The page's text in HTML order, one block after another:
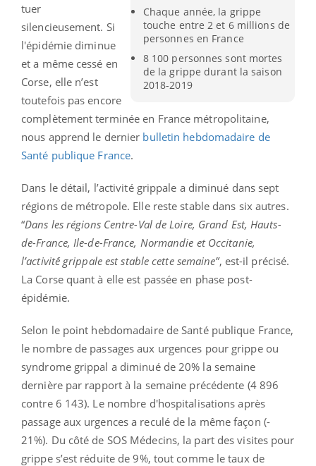
Chaque année, la grippe
touche entre 2 et 6 millions de
personnes en France
8 100 personnes sont mortes
de la grippe durant la saison
2018-2019
tuer
silencieusement. Si
l'épidémie diminue
et a même cessé en
Corse, elle n’est
toutefois pas encore
complètement terminée en France métropolitaine,
nous apprend le dernier bulletin hebdomadaire de
Santé publique France.
Dans le détail, l’activité grippale a diminué dans sept
régions de métropole. Elle reste stable dans six autres.
“Dans les régions Centre-Val de Loire, Grand Est, Hauts-
de-France, Ile-de-France, Normandie et Occitanie,
l’activité́ grippale est stable cette semaine”, est-il précisé.
La Corse quant à elle est passée en phase post-
épidémie.
Selon le point hebdomadaire de Santé publique France,
le nombre de passages aux urgences pour grippe ou
syndrome grippal a diminué de 20% la semaine
dernière par rapport à la semaine précédente (4 896
contre 6 143). Le nombre d'hospitalisations après
passage aux urgences a reculé de la même façon (-
21%). Du côté de SOS Médecins, la part des visites pour
grippe s’est réduite de 9%, tout comme le taux de